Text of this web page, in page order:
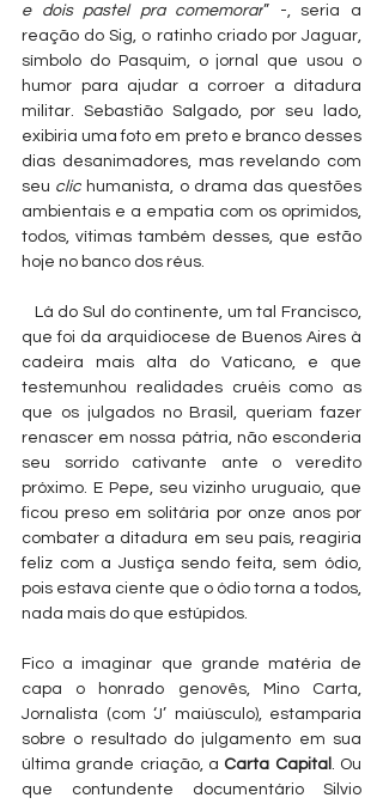
e dois pastel pra comemorar” -, seria a
reação do Sig, o ratinho criado por Jaguar,
símbolo do Pasquim, o jornal que usou o
humor para ajudar a corroer a ditadura
militar. Sebastião Salgado, por seu lado,
exibiria uma foto em preto e branco desses
dias desanimadores, mas revelando com
seu clic humanista, o drama das questões
ambientais e a empatia com os oprimidos,
todos, vítimas também desses, que estão
hoje no banco dos réus.
Lá do Sul do continente, um tal Francisco,
que foi da arquidiocese de Buenos Aires à
cadeira mais alta do Vaticano, e que
testemunhou realidades cruéis como as
que os julgados no Brasil, queriam fazer
renascer em nossa pátria, não esconderia
seu sorrido cativante ante o veredito
próximo. E Pepe, seu vizinho uruguaio, que
ficou preso em solitária por onze anos por
combater a ditadura em seu país, reagiria
feliz com a Justiça sendo feita, sem ódio,
pois estava ciente que o ódio torna a todos,
nada mais do que estúpidos.
Fico a imaginar que grande matéria de
capa o honrado genovês, Mino Carta,
Jornalista (com ‘J’ maiúsculo), estamparia
sobre o resultado do julgamento em sua
última grande criação, a Carta Capital . Ou
que contundente documentário Silvio